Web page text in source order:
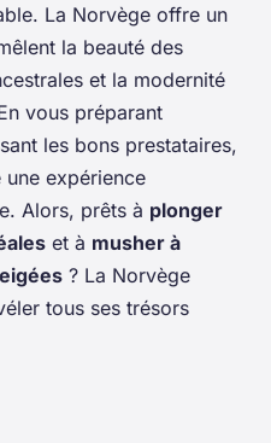
La Norvège offre un
la beauté des
et la modernité
vous préparant
les bons prestataires,
expérience
Alors, prêts à plonger
et à musher à
? La Norvège
tous ses trésors